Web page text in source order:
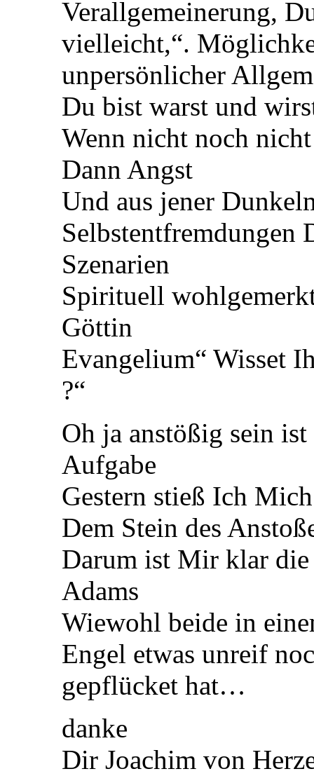
Verallgemeinerung,
vielleicht,“.
unpersönlicher
Du bist warst und
Wenn nicht noch
Dann Angst
Und aus jener
Selbstentfremdungen
Szenarien
Spirituell
Göttin
Evangelium“ Wisset
?“
Oh ja anstößig sein
Aufgabe
Gestern stieß Ich
Dem Stein des
Darum ist Mir klar die
Adams
Wiewohl beide in
Engel etwas unreif
gepflücket hat…
danke
Dir Joachim von